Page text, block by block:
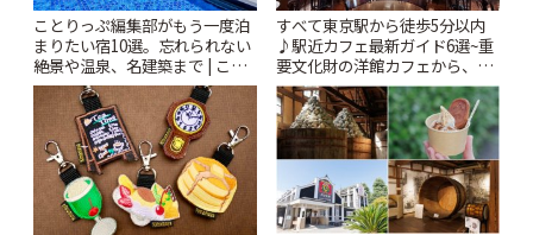
ことりっぷ編集部がもう一度泊
まりたい宿10選。忘れられない
絶景や温泉、名建築まで | こと
りっぷ
すべて東京駅から徒歩5分以内
♪駅近カフェ最新ガイド6選~重
要文化財の洋館カフェから、改
札すぐのレトロ喫茶まで~ | こと
りっぷ